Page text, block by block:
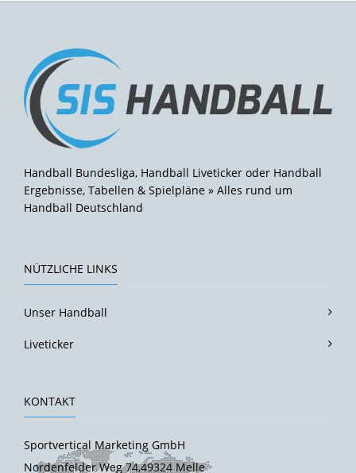
Handball Bundesliga, Handball Liveticker oder Handball
Ergebnisse, Tabellen & Spielpläne » Alles rund um
Handball Deutschland
NÜTZLICHE LINKS
Unser Handball
Liveticker
KONTAKT
Sportvertical Marketing GmbH
Nordenfelder Weg 74,49324 Melle